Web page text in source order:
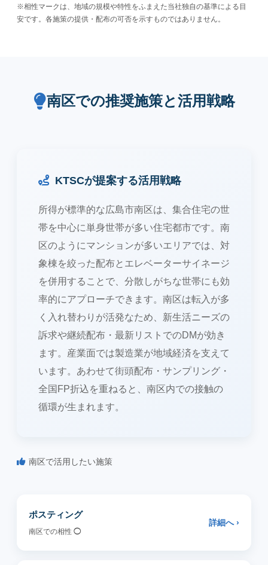
※相性マークは、地域の規模や特性をふまえた当社独自の基準による目
安です。各施策の提供・配布の可否を示すものではありません。
南区での推奨施策と活用戦略
KTSCが提案する活用戦略
所得が標準的な広島市南区は、集合住宅の世
帯を中心に単身世帯が多い住宅都市です。南
区のようにマンションが多いエリアでは、対
象棟を絞った配布とエレベーターサイネージ
を併用することで、分散しがちな世帯にも効
率的にアプローチできます。南区は転入が多
く入れ替わりが活発なため、新生活ニーズの
訴求や継続配布・最新リストでのDMが効き
ます。産業面では製造業が地域経済を支えて
います。あわせて街頭配布・サンプリング・
全国FP折込を重ねると、南区内での接触の
循環が生まれます。
南区で活用したい施策
ポスティング
南区での相性 ◯
詳細へ ›